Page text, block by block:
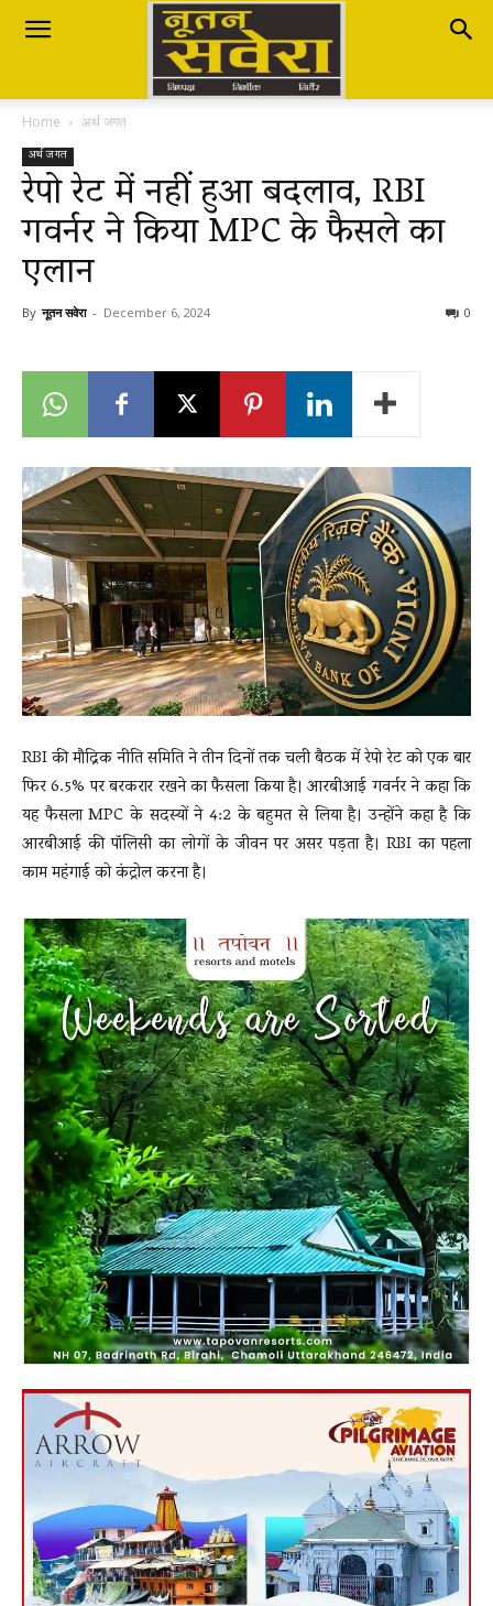
Nutan
Savera
नूतन
सवेरा
Breaking
News
LIVE
Home अर्थ जगत
अर्थ जगत
रेपो रेट में नहीं हुआ बदलाव, RBI
गवर्नर ने किया MPC के फैसले का
एलान
By नूतन सवेरा - December 6, 2024 0
RBI की मौद्रिक नीति समिति ने तीन दिनों तक चली बैठक में रेपो रेट को एक बार
फिर 6.5% पर बरकरार रखने का फैसला किया है। आरबीआई गवर्नर ने कहा कि
यह फैसला MPC के सदस्यों ने 4:2 के बहुमत से लिया है। उन्होंने कहा है कि
आरबीआई की पॉलिसी का लोगों के जीवन पर असर पड़ता है। RBI का पहला
काम महंगाई को कंट्रोल करना है।